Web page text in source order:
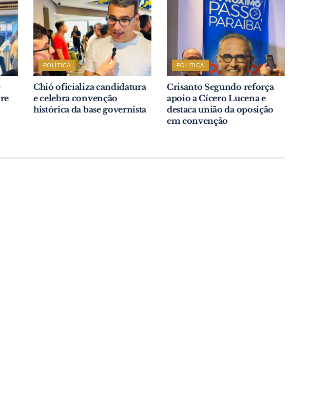
POLÍTICA
Chió oficializa candidatura
e celebra convenção
histórica da base governista
POLÍTICA
Crisanto Segundo reforça
apoio a Cícero Lucena e
destaca união da oposição
em convenção